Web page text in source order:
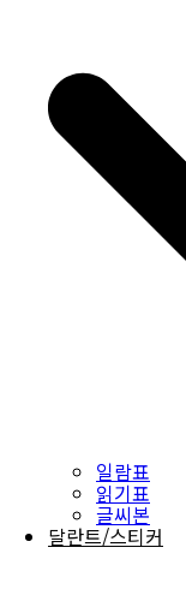
일람표
읽기표
글씨본
달란트/스티커